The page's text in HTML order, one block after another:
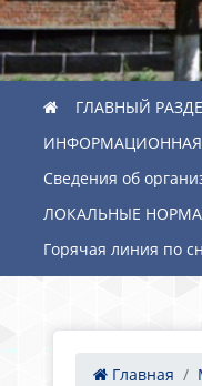
ГЛАВНЫЙ
ИНФОРМАЦИОННАЯ
Сведения об
ЛОКАЛЬНЫЕ
Горячая линия по
Главная